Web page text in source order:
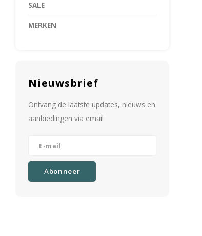
SALE
MERKEN
Nieuwsbrief
Ontvang de laatste updates, nieuws en
aanbiedingen via email
Abonneer